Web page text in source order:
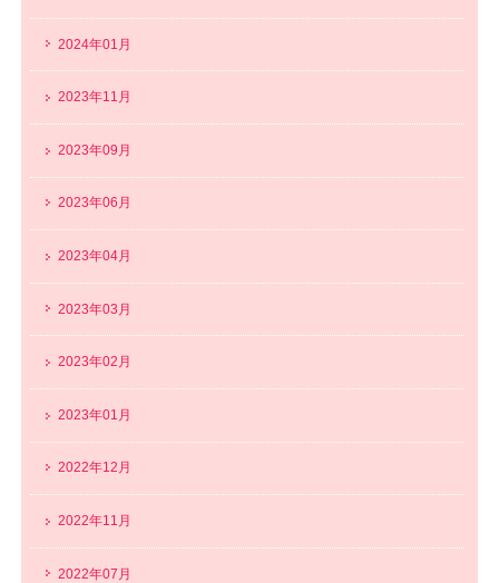
2024年01月
2023年11月
2023年09月
2023年06月
2023年04月
2023年03月
2023年02月
2023年01月
2022年12月
2022年11月
2022年07月